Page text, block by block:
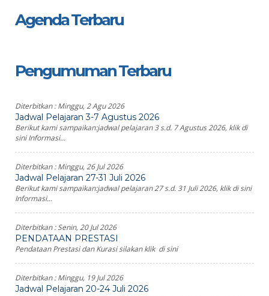
Agenda Terbaru
Pengumuman Terbaru
Diterbitkan :Minggu, 2 Agu 2026
Jadwal Pelajaran 3-7 Agustus 2026
Berikut kami sampaikan:jadwal pelajaran 3 s.d. 7 Agustus 2026, klik di
sini Informasi...
Diterbitkan :Minggu, 26 Jul 2026
Jadwal Pelajaran 27-31 Juli 2026
Berikut kami sampaikan:jadwal pelajaran 27 s.d. 31 Juli 2026, klik di sini
Informasi...
Diterbitkan :Senin, 20 Jul 2026
PENDATAAN PRESTASI
Pendataan Prestasi dan Kurasi silakan klik di sini
Diterbitkan :Minggu, 19 Jul 2026
Jadwal Pelajaran 20-24 Juli 2026